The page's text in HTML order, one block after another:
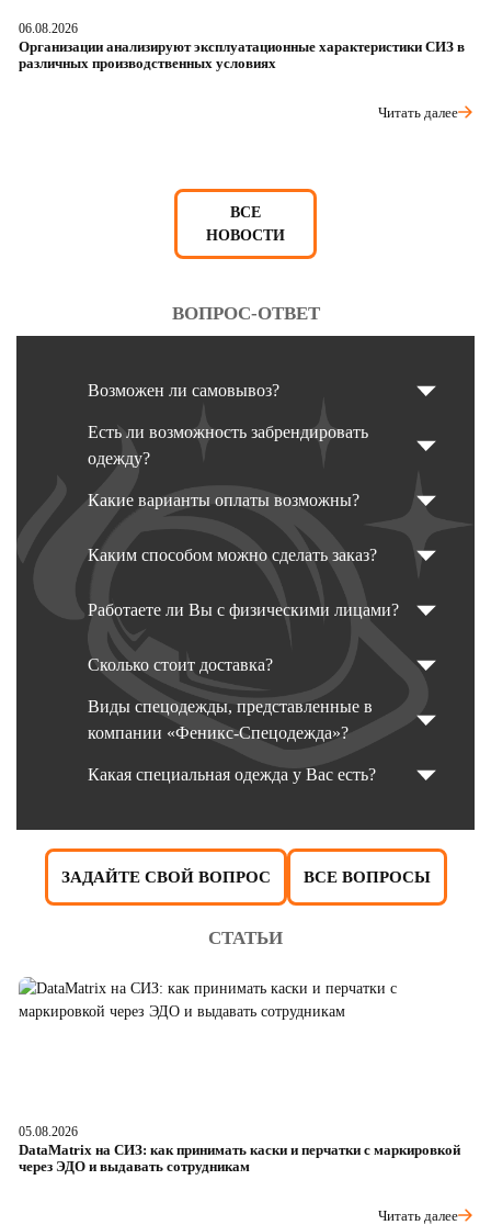
06.08.2026
Организации анализируют эксплуатационные характеристики СИЗ в
различных производственных условиях
Читать далее
ВСЕ
НОВОСТИ
ВОПРОС-ОТВЕТ
Возможен ли самовывоз?
Есть ли возможность забрендировать
одежду?
Какие варианты оплаты возможны?
Каким способом можно сделать заказ?
Работаете ли Вы с физическими лицами?
Сколько стоит доставка?
Виды спецодежды, представленные в
компании «Феникс-Спецодежда»?
Какая специальная одежда у Вас есть?
ЗАДАЙТЕ СВОЙ ВОПРОС ВСЕ ВОПРОСЫ
СТАТЬИ
05.08.2026
DataMatrix на СИЗ: как принимать каски и перчатки с маркировкой
через ЭДО и выдавать сотрудникам
Читать далее